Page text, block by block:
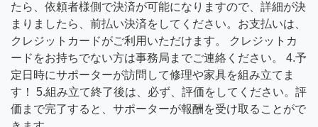
たら、依頼者様側で決済が可能になりますので、詳細が決
まりましたら、前払い決済をしてください。お支払いは、
クレジットカードがご利用いただけます。 クレジットカ
ードをお持ちでない方は事務局までご連絡ください。 4.予
定日時にサポーターが訪問して修理や家具を組み立てま
す！ 5.組み立て終了後は、必ず、評価をしてください。評
価まで完了すると、サポーターが報酬を受け取ることがで